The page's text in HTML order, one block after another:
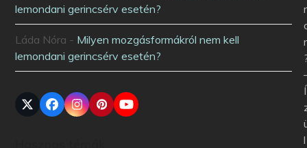
lemondani gerincsérv esetén?
Láda Nóra - Milyen mozgásformákról nem kell
lemondani gerincsérv esetén?
r
Í
l